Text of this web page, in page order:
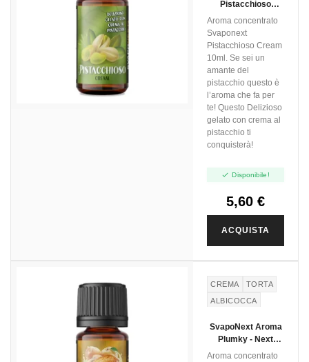
Pistacchioso
Cream - Next
Flavour - 10ml
Aroma concentrato
Svaponext
Pistacchioso Cream
10ml. Se sei un
amante del
pistacchio questo è
l’aroma che fa per
te! Questo Delizioso
gelato con crema al
pistacchio ti
conquisterà!
 Disponibile!
5,60 €
ACQUISTA
CREMA
TORTA
ALBICOCCA
SvapoNext Aroma
Plumky - Next
Flavour - 10ml
Aroma concentrato